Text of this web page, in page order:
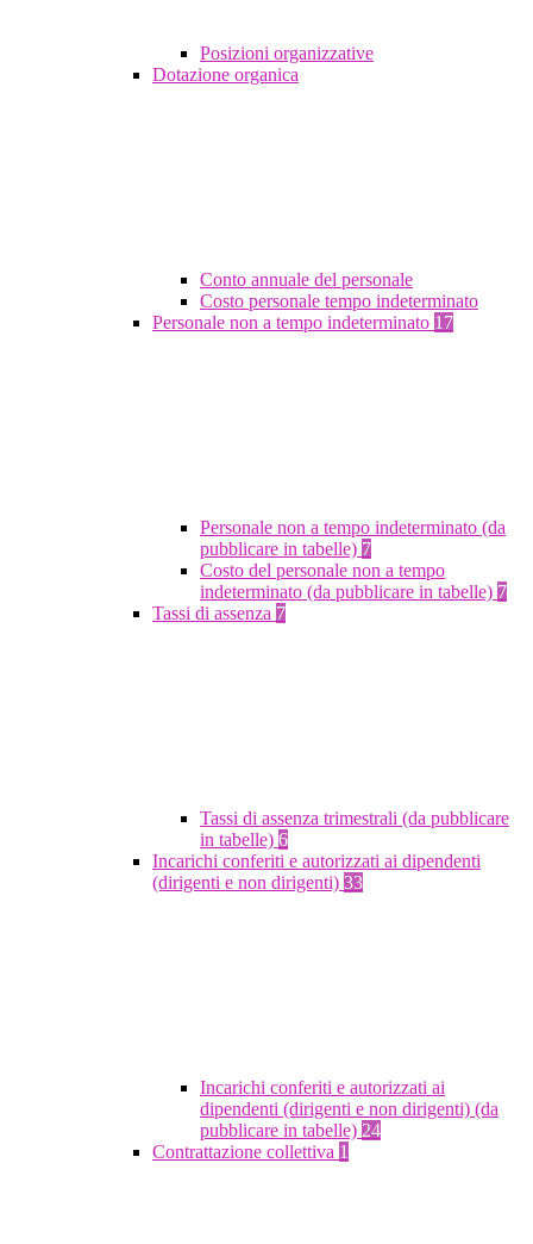
Posizioni organizzative
Dotazione organica
Conto annuale del personale
Costo personale tempo indeterminato
Personale non a tempo indeterminato 17
Personale non a tempo indeterminato (da
pubblicare in tabelle) 7
Costo del personale non a tempo
indeterminato (da pubblicare in tabelle) 7
Tassi di assenza 7
Tassi di assenza trimestrali (da pubblicare
in tabelle) 6
Incarichi conferiti e autorizzati ai dipendenti
(dirigenti e non dirigenti) 33
Incarichi conferiti e autorizzati ai
dipendenti (dirigenti e non dirigenti) (da
pubblicare in tabelle) 24
Contrattazione collettiva 1